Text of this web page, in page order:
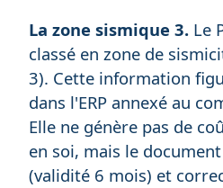
La zone sismique 3. Le
classé en zone de
3). Cette information
dans l'ERP annexé au
Elle ne génère pas de
en soi, mais le
(validité 6 mois) et